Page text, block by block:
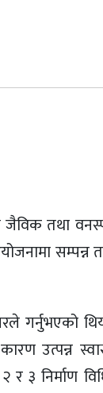
तथा
सम्पन्न
गर्नुभएको
उत्पन्न
३ निर्माण